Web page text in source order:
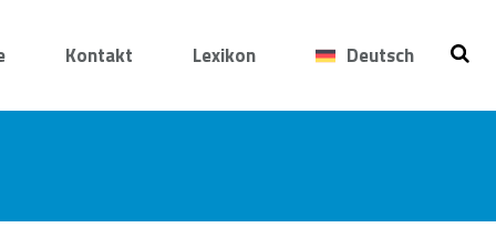
Kontakt Lexikon Deutsch